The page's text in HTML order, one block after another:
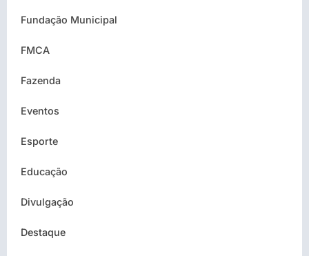
Fundação Municipal
FMCA
Fazenda
Eventos
Esporte
Educação
Divulgação
Destaque